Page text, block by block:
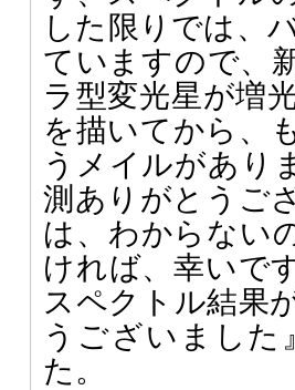
した限りでは、
ていますので、
ラ型変光星が増
を描いてから、
うメイルがあり
測ありがとうご
は、わからない
ければ、幸いで
スペクトル結果
うございまし
た。